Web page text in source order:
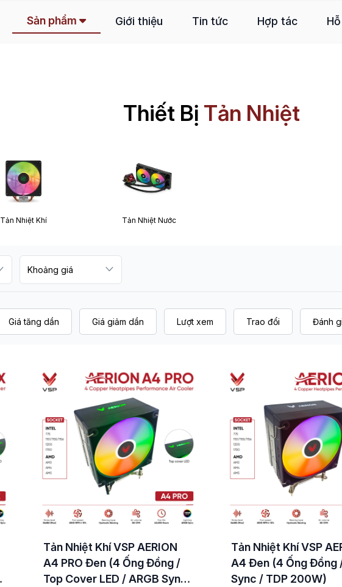
Sản phẩm Giới thiệu Tin tức Hợp tác
Thiết Bị Tản Nhiệt
Tản Nhiệt Khí Tản Nhiệt Nước
Giá tăng dần Giá giảm dần Lượt xem Trao đổi Đánh
Tản Nhiệt Khí VSP AERION
A4 PRO Đen (4 Ống Đồng /
Top Cover LED / ARGB Sync
Tản Nhiệt Khí VSP
A4 Đen (4 Ống Đồng
Sync / TDP 200W)